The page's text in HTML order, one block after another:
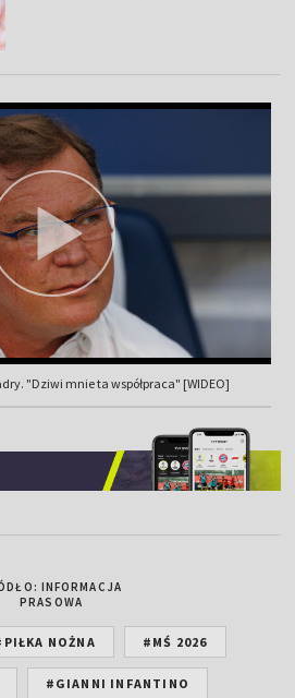
"Dziwi mnie ta współpraca" [WIDEO]
INFORMACJA
PRASOWA
NOŻNA #MŚ 2026
#GIANNI INFANTINO